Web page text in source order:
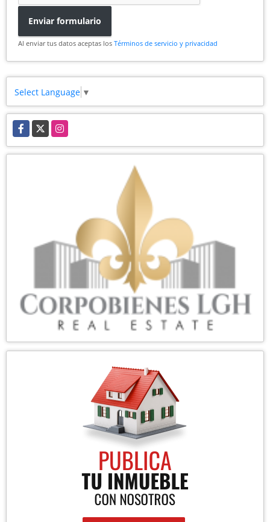
Enviar formulario
Al enviar tus datos aceptas los Términos de servicio y privacidad
Select Language ▼
Facebook
X Instagram